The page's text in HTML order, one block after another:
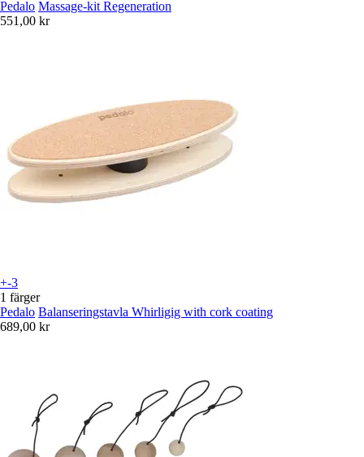
Pedalo Massage-kit Regeneration
551,00 kr
+-3
1 färger
Pedalo Balanseringstavla Whirligig with cork coating
689,00 kr